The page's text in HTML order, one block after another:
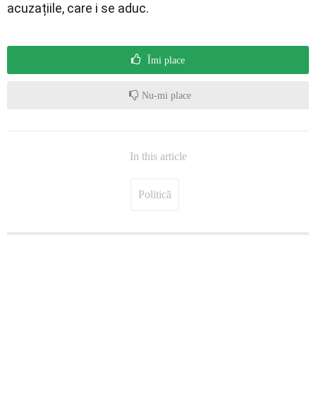
acuzațiile, care i se aduc.
Îmi place
Nu-mi place
In this article
Politică